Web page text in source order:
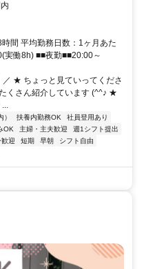
間 平均勤務日数：1ヶ月あた
実働8h) ■■夜勤■■20:00～
★ ちょっと見ていってくださ
くさん紹介しています (^^♪ ★
扶養内勤務OK
社員登用あり
OK 主婦・主夫歓迎
週1シフト提出
迎 短期 早朝
シフト自由